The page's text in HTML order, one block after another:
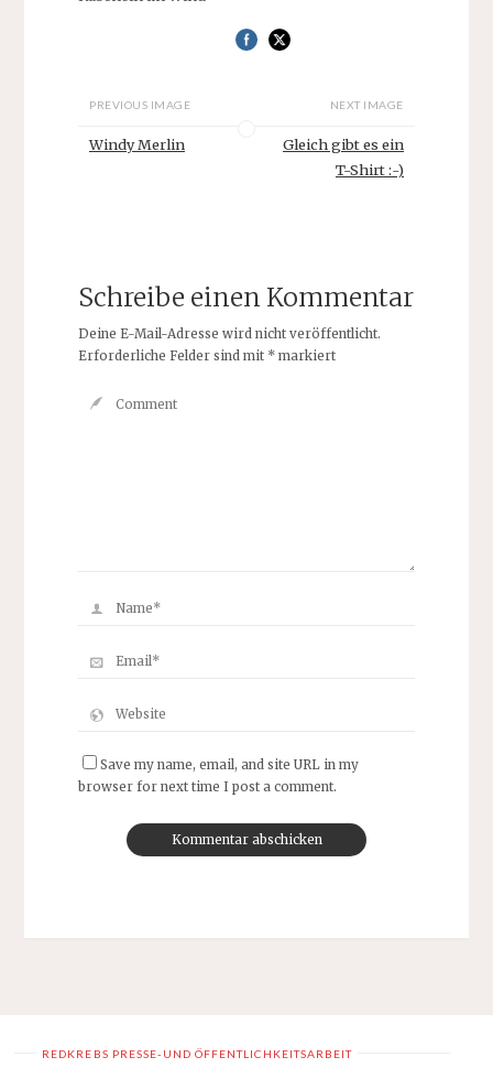
PREVIOUS IMAGE
Windy Merlin
NEXT IMAGE
Gleich gibt es ein
T-Shirt :-)
Schreibe einen Kommentar
Deine E-Mail-Adresse wird nicht veröffentlicht.
Erforderliche Felder sind mit *markiert
Save my name, email, and site URL in my
browser for next time I post a comment.
REDKREBS PRESSE-UND ÖFFENTLICHKEITSARBEIT